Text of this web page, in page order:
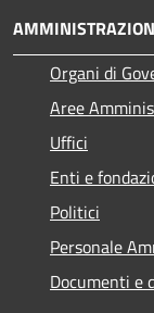
Organi di
Aree
Uffici
Enti e
Politici
Personale
Documenti e